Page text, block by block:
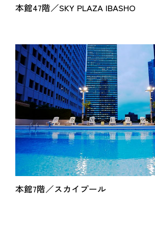
本館47階／SKY PLAZA IBASHO
本館7階／スカイプール